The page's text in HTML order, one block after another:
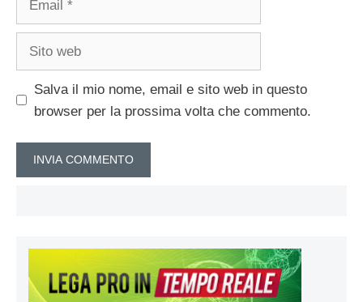
Sito
Salva il mio nome, email e sito web in questo
browser per la prossima volta che commento.